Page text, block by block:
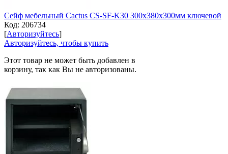
Сейф мебельный Cactus CS-SF-K30 300x380x300мм ключевой
Код: 206734
[Авторизуйтесь]
Авторизуйтесь, чтобы купить
Этот товар не может быть добавлен в
корзину, так как Вы не авторизованы.